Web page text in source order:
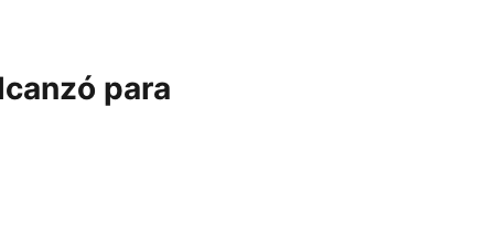
para